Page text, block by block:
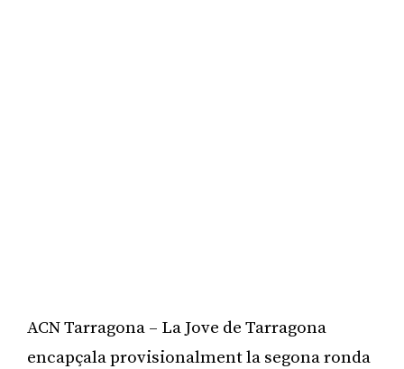
ACN Tarragona – La Jove de Tarragona
encapçala provisionalment la segona ronda